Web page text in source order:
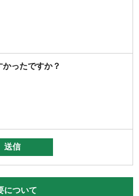
ったですか？
について